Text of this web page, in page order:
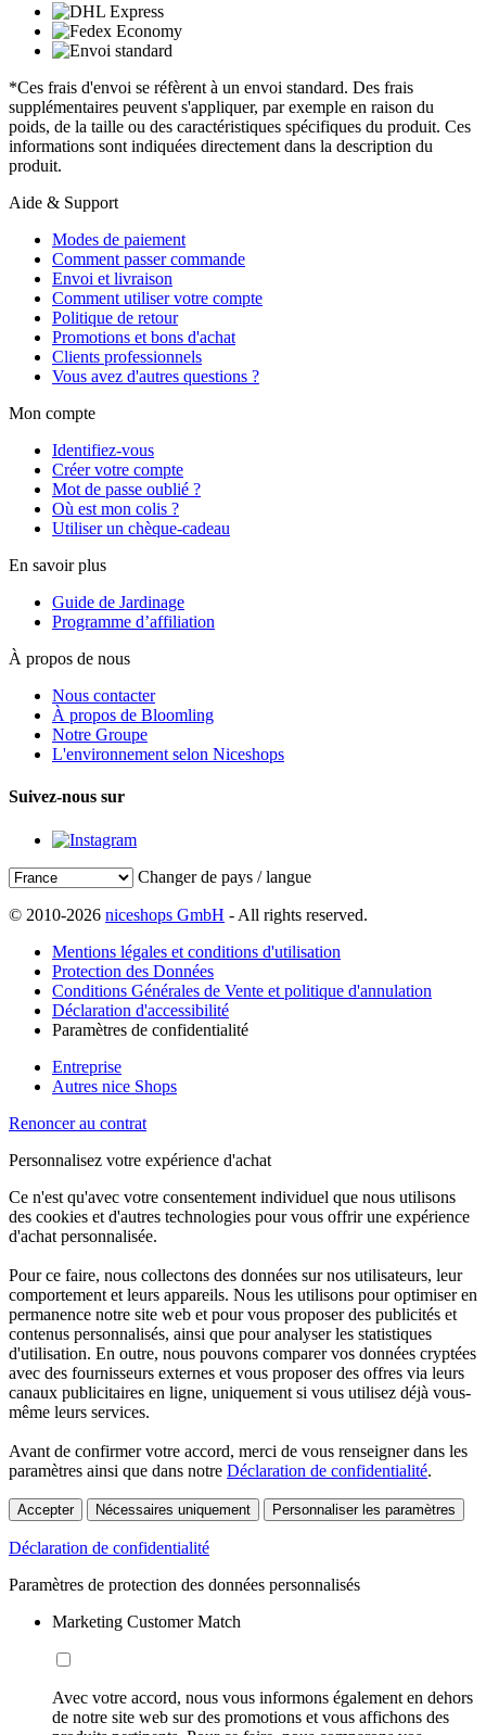
*Ces frais d'envoi se réfèrent à un envoi standard. Des frais
supplémentaires peuvent s'appliquer, par exemple en raison du
poids, de la taille ou des caractéristiques spécifiques du produit. Ces
informations sont indiquées directement dans la description du
produit.
Aide & Support
Modes de paiement
Comment passer commande
Envoi et livraison
Comment utiliser votre compte
Politique de retour
Promotions et bons d'achat
Clients professionnels
Vous avez d'autres questions ?
Mon compte
Identifiez-vous
Créer votre compte
Mot de passe oublié ?
Où est mon colis ?
Utiliser un chèque-cadeau
En savoir plus
Guide de Jardinage
Programme d’affiliation
À propos de nous
Nous contacter
À propos de Bloomling
Notre Groupe
L'environnement selon Niceshops
Suivez-nous sur
Changer de pays / langue
© 2010-2026 niceshops GmbH - All rights reserved.
Mentions légales et conditions d'utilisation
Protection des Données
Conditions Générales de Vente et politique d'annulation
Déclaration d'accessibilité
Paramètres de confidentialité
Entreprise
Autres nice Shops
Renoncer au contrat
Personnalisez votre expérience d'achat
Ce n'est qu'avec votre consentement individuel que nous utilisons
des cookies et d'autres technologies pour vous offrir une expérience
d'achat personnalisée.
Pour ce faire, nous collectons des données sur nos utilisateurs, leur
comportement et leurs appareils. Nous les utilisons pour optimiser en
permanence notre site web et pour vous proposer des publicités et
contenus personnalisés, ainsi que pour analyser les statistiques
d'utilisation. En outre, nous pouvons comparer vos données cryptées
avec des fournisseurs externes et vous proposer des offres via leurs
canaux publicitaires en ligne, uniquement si vous utilisez déjà vous-
même leurs services.
Avant de confirmer votre accord, merci de vous renseigner dans les
paramètres ainsi que dans notre Déclaration de confidentialité.
Accepter Nécessaires uniquement Personnaliser les paramètres
Déclaration de confidentialité
Paramètres de protection des données personnalisés
Marketing Customer Match
Avec votre accord, nous vous informons également en dehors
de notre site web sur des promotions et vous affichons des